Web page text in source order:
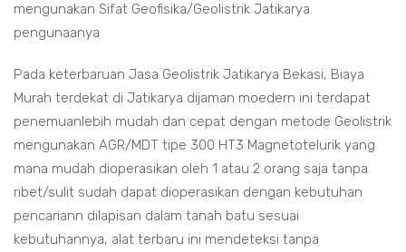
mengunakan Sifat Geofisika/Geolistrik Jatikarya
pengunaanya
Pada keterbaruan Jasa Geolistrik Jatikarya Bekasi, Biaya
Murah terdekat di Jatikarya dijaman moedern ini terdapat
penemuanlebih mudah dan cepat dengan metode Geolistrik
mengunakan AGR/MDT tipe 300 HT3 Magnetotelurik yang
mana mudah dioperasikan oleh 1 atau 2 orang saja tanpa
ribet/sulit sudah dapat dioperasikan dengan kebutuhan
pencariann dilapisan dalam tanah batu sesuai
kebutuhannya, alat terbaru ini mendeteksi tanpa